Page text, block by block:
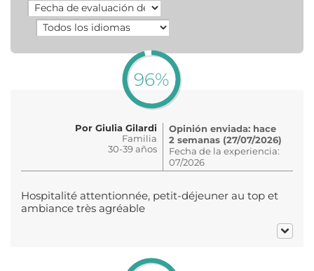
96%
Por Giulia Gilardi
Familia
30-39 años
Opinión enviada: hace
2 semanas (27/07/2026)
Fecha de la experiencia:
07/2026
Hospitalité attentionnée, petit-déjeuner au top et
ambiance très agréable